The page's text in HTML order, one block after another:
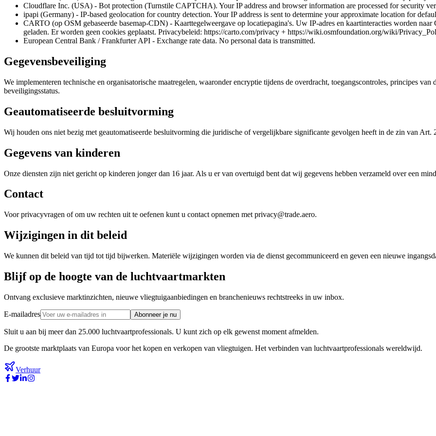
Cloudflare Inc. (USA) - Bot protection (Turnstile CAPTCHA). Your IP address and browser information are processed for security
ipapi (Germany) - IP-based geolocation for country detection. Your IP address is sent to determine your approximate location for
CARTO (op OSM gebaseerde basemap-CDN) - Kaarttegelweergave op locatiepagina's. Uw IP-adres en kaartinteracties worden
geladen. Er worden geen cookies geplaatst. Privacybeleid: https://carto.com/privacy + https://wiki.osmfoundation.org/wiki/
European Central Bank / Frankfurter API - Exchange rate data. No personal data is transmitted.
Gegevensbeveiliging
We implementeren technische en organisatorische maatregelen, waaronder encryptie tijdens de overdracht, toegangscontroles, principes
beveiligingsstatus.
Geautomatiseerde besluitvorming
Wij houden ons niet bezig met geautomatiseerde besluitvorming die juridische of vergelijkbare significante gevolgen heeft in de zin van Art.
Gegevens van kinderen
Onze diensten zijn niet gericht op kinderen jonger dan 16 jaar. Als u er van overtuigd bent dat wij gegevens hebben verzameld over een
Contact
Voor privacyvragen of om uw rechten uit te oefenen kunt u contact opnemen met privacy@trade.aero.
Wijzigingen in dit beleid
We kunnen dit beleid van tijd tot tijd bijwerken. Materiële wijzigingen worden via de dienst gecommuniceerd en geven een nieuwe
Blijf op de hoogte van de luchtvaartmarkten
Ontvang exclusieve marktinzichten, nieuwe vliegtuigaanbiedingen en branchenieuws rechtstreeks in uw inbox.
E-mailadres Abonneer je nu
Sluit u aan bij meer dan 25.000 luchtvaartprofessionals. U kunt zich op elk gewenst moment afmelden.
De grootste marktplaats van Europa voor het kopen en verkopen van vliegtuigen. Het verbinden van luchtvaartprofessionals wereldwijd.
Verhuur